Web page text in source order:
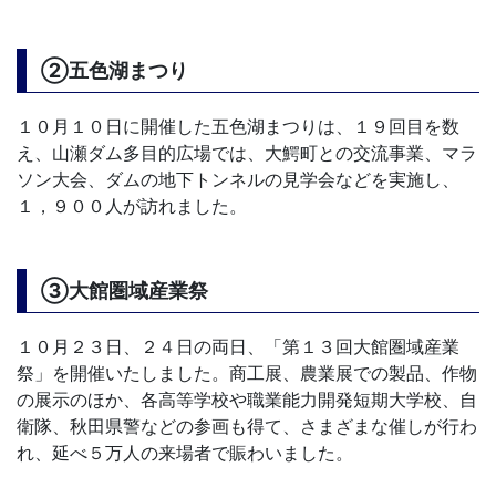
②五色湖まつり
１０月１０日に開催した五色湖まつりは、１９回目を数
え、山瀬ダム多目的広場では、大鰐町との交流事業、マラ
ソン大会、ダムの地下トンネルの見学会などを実施し、
１，９００人が訪れました。
③大館圏域産業祭
１０月２３日、２４日の両日、「第１３回大館圏域産業
祭」を開催いたしました。商工展、農業展での製品、作物
の展示のほか、各高等学校や職業能力開発短期大学校、自
衛隊、秋田県警などの参画も得て、さまざまな催しが行わ
れ、延べ５万人の来場者で賑わいました。